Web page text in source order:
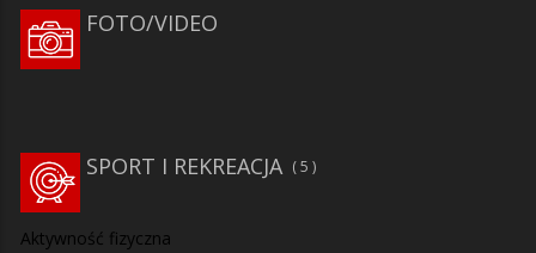
FOTO/VIDEO
SPORT I REKREACJA 5
Aktywność fizyczna